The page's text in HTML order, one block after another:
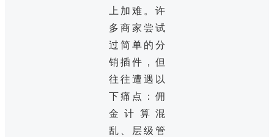
上加难。许
多商家尝试
过简单的分
销插件，但
往往遭遇以
下痛点：佣
金计算混
乱、层级管